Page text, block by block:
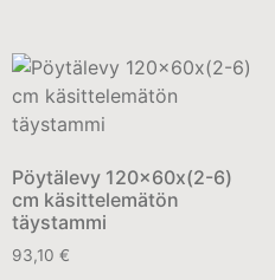
Pöytälevy 120x60x(2-6)
cm käsittelemätön
täystammi
93,10 €